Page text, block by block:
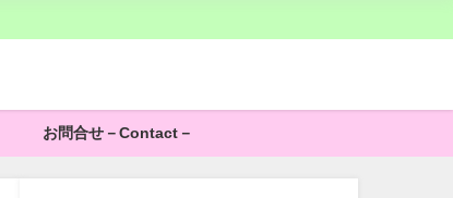
お問合せ－Contact－